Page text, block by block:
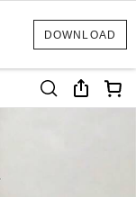
DOWNLOAD